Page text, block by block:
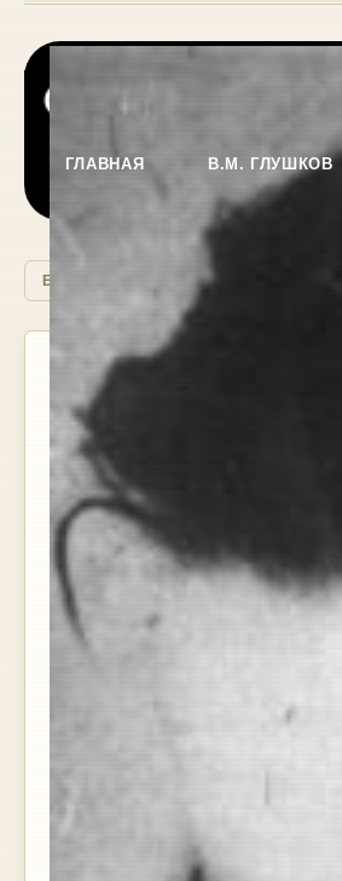
ГЛАВНАЯ В.М. ГЛУШКОВ
EN
В.М. ГЛУШКОВ
20 Января 2011 | 15:02